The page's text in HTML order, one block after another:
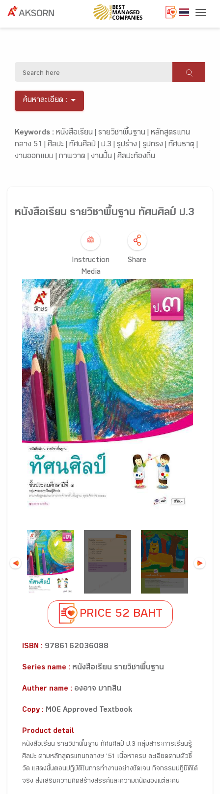
ค้นหาละเอียด :
Keywords : หนังสือเรียน | รายวิชาพื้นฐาน | หลักสูตรแกน
กลาง 51 | ศิลปะ | ทัศนศิลป์ | ป.3 | รูปร่าง | รูปทรง | ทัศนธาตุ |
งานออกแบบ |ภาพวาด | งานปั้น | ศิลปะท้องถิ่น
หนังสือเรียน รายวิชาพื้นฐาน ทัศนศิลป์ ป.3
Instruction
Media
Share
PRICE 52 BAHT
ISBN : 9786162036088
Series name : หนังสือเรียน รายวิชาพื้นฐาน
Auther name : องอาจ มากสิน
Copy : MOE Approved Textbook
Product detail
หนังสือเรียน รายวิชาพื้นฐาน ทัศนศิลป์ ป.3 กลุ่มสาระการเรียนรู้
ศิลปะ ตามหลักสูตรแกนกลางฯ '51 เนื้อหาครบ ละเอียดตามตัวชี้
วัด แสดงขั้นตอนปฏิบัติในการทำงานอย่างชัดเจน กิจกรรมปฏิบัิติได้
จริง ส่งเสริมความคิดสร้างสรรค์และความถนัดของแต่ละคน